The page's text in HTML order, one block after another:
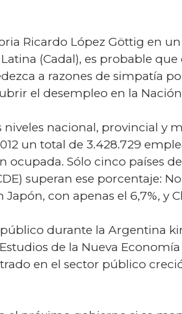
Ricardo López Göttig en
(Cadal), es probable
a razones de simpatía
el desempleo en la
nacional, provincial y
un total de 3.428.729
ocupada. Sólo cinco países
superan ese porcentaje:
con apenas el 6,7%, y
durante la Argentina
de la Nueva
en el sector público